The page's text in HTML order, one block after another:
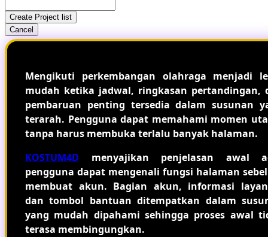
Create Project list
Cancel
Mengikuti perkembangan olahraga menjadi
mudah ketika jadwal, ringkasan pertandingan,
pembaruan penting tersedia dalam susunan
terarah. Pengguna dapat memahami momen
tanpa harus membuka terlalu banyak halaman.
KOSTUM4D menyajikan penjelasan awal
pengguna dapat mengenali fungsi halaman
membuat akun. Bagian akun, informasi
dan tombol bantuan ditempatkan dalam
yang mudah dipahami sehingga proses awal
terasa membingungkan.